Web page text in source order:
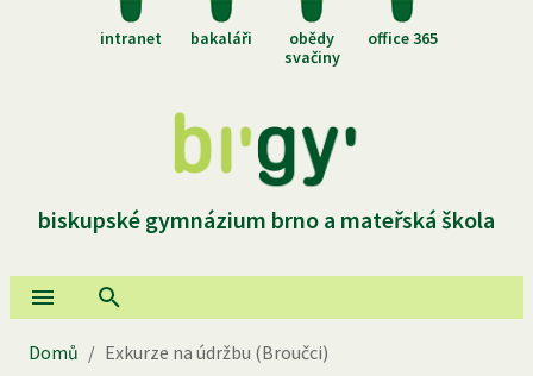
intranet bakaláři
obědy
svačiny
office 365
biskupské gymnázium brno a mateřská škola
Domů / Exkurze na údržbu (Broučci)